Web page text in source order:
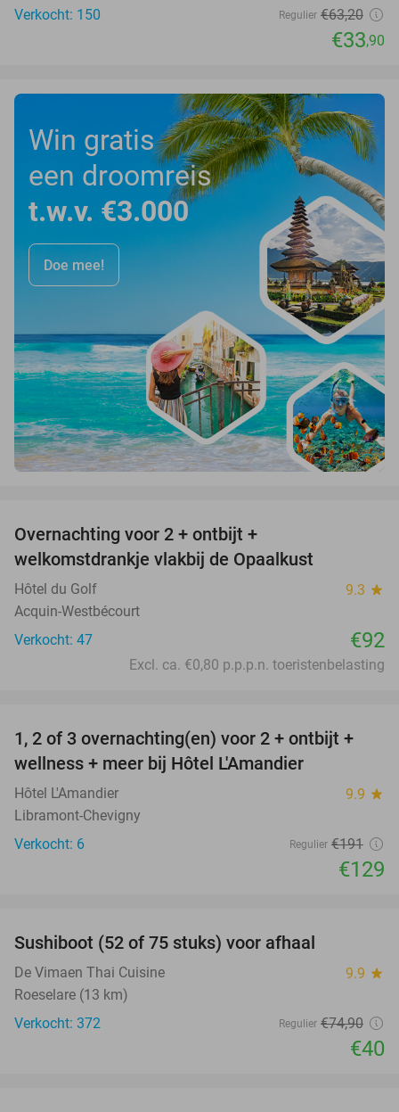
Verkocht: 150
Regulier €63,20
€33,90
Win gratis
een droomreis
t.w.v. €3.000
Doe mee!
Overnachting voor 2 + ontbijt +
welkomstdrankje vlakbij de Opaalkust
Hôtel du Golf 9.3 star
Acquin-Westbécourt
Verkocht: 47
€92
Excl. ca. €0,80 p.p.p.n. toeristenbelasting
32%
TODAY
1, 2 of 3 overnachting(en) voor 2 + ontbijt +
wellness + meer bij Hôtel L'Amandier
Hôtel L'Amandier 9.9 star
Libramont-Chevigny
Verkocht: 6
Regulier €191
€129
Sushiboot (52 of 75 stuks) voor afhaal
De Vimaen Thai Cuisine 9.9 star
Roeselare (13 km)
Verkocht: 372
Regulier €74,90
€40